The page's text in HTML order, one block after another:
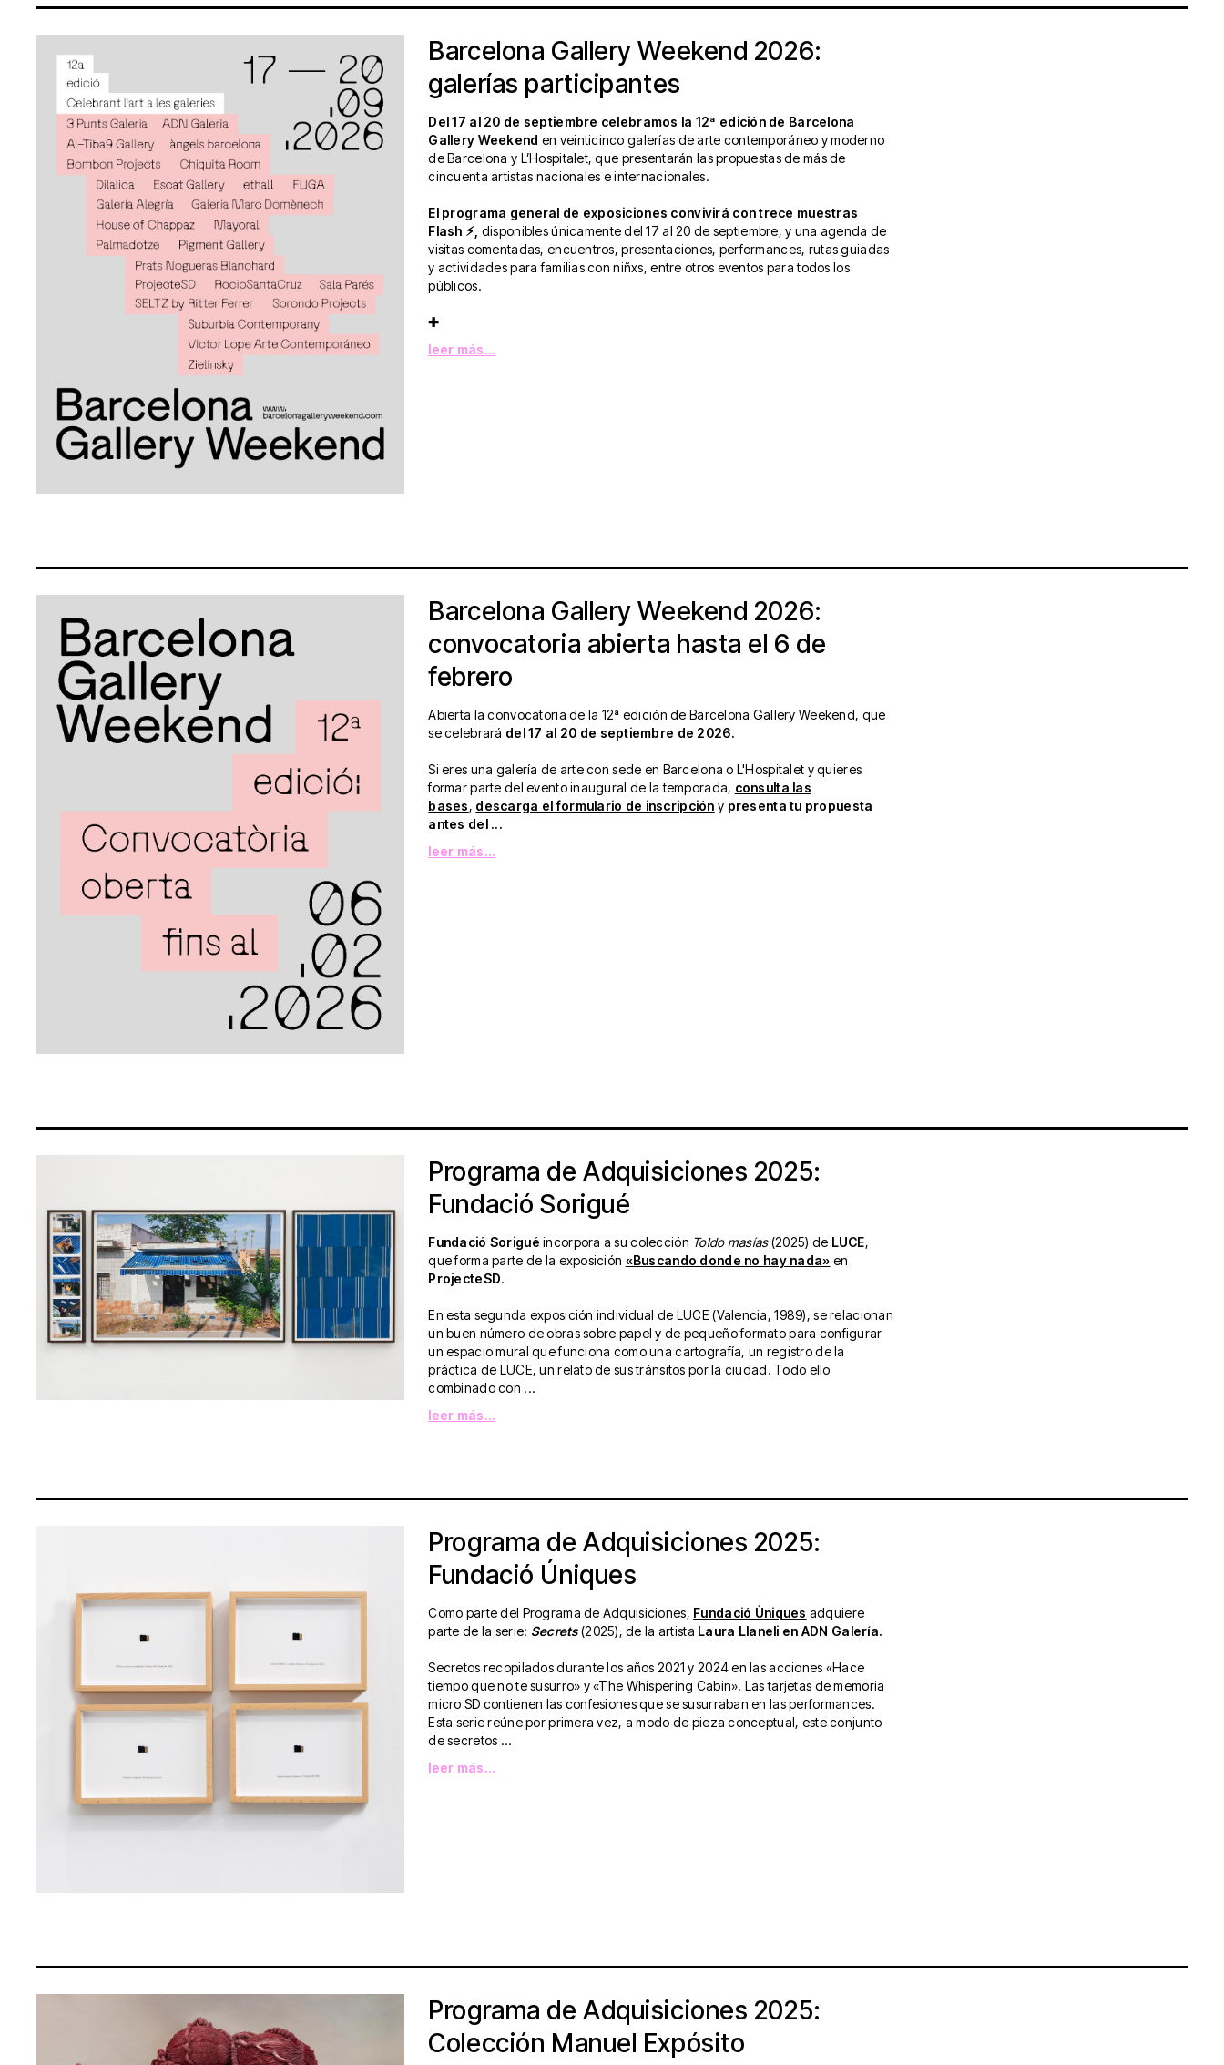
Barcelona Gallery Weekend 2026:
galerías participantes
Del 17 al 20 de septiembre celebramos la 12ª edición de Barcelona
Gallery Weekend en veinticinco galerías de arte contemporáneo y moderno
de Barcelona y L’Hospitalet, que presentarán las propuestas de más de
cincuenta artistas nacionales e internacionales.
El programa general de exposiciones convivirá con trece muestras
Flash ⚡︎, disponibles únicamente del 17 al 20 de septiembre, y una agenda de
visitas comentadas, encuentros, presentaciones, performances, rutas guiadas
y actividades para familias con niñxs, entre otros eventos para todos los
públicos.
✚
leer más...
Barcelona Gallery Weekend 2026:
convocatoria abierta hasta el 6 de
febrero
Abierta la convocatoria de la 12ª edición de Barcelona Gallery Weekend, que
se celebrará del 17 al 20 de septiembre de 2026.
Si eres una galería de arte con sede en Barcelona o L'Hospitalet y quieres
formar parte del evento inaugural de la temporada, consulta las
bases, descarga el formulario de inscripción y presenta tu propuesta
antes del ...
leer más...
Programa de Adquisiciones 2025:
Fundació Sorigué
Fundació Sorigué incorpora a su colección Toldo masías(2025) de LUCE,
que forma parte de la exposición «Buscando donde no hay nada» en
ProjecteSD.
En esta segunda exposición individual de LUCE (Valencia, 1989), se relacionan
un buen número de obras sobre papel y de pequeño formato para configurar
un espacio mural que funciona como una cartografía, un registro de la
práctica de LUCE, un relato de sus tránsitos por la ciudad. Todo ello
combinado con ...
leer más...
Programa de Adquisiciones 2025:
Fundació Úniques
Como parte del Programa de Adquisiciones, Fundació Ùniques adquiere
parte de la serie: Secrets(2025), de la artista Laura Llaneli en ADN Galería.
Secretos recopilados durante los años 2021 y 2024 en las acciones «Hace
tiempo que no te susurro» y «The Whispering Cabin». Las tarjetas de memoria
micro SD contienen las confesiones que se susurraban en las performances.
Esta serie reúne por primera vez, a modo de pieza conceptual, este conjunto
de secretos ...
leer más...
Programa de Adquisiciones 2025:
Colección Manuel Expósito